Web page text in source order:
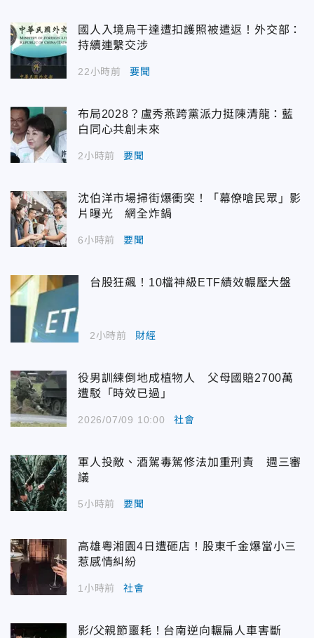
國人入境烏干達遭扣護照被遣返！外交部：
持續連繫交涉
22小時前 要聞
布局2028？盧秀燕跨黨派力挺陳清龍：藍
白同心共創未來
2小時前 要聞
沈伯洋市場掃街爆衝突！「幕僚嗆民眾」影
片曝光 網全炸鍋
6小時前 要聞
台股狂飆！10檔神級ETF績效輾壓大盤
2小時前 財經
役男訓練倒地成植物人 父母國賠2700萬
遭駁「時效已過」
2026/07/09 10:00 社會
軍人投敵、酒駕毒駕修法加重刑責 週三審
議
5小時前 要聞
高雄粵湘園4日遭砸店！股東千金爆當小三
惹感情糾紛
1小時前 社會
影/父親節噩耗！台南逆向輾扁人車害斷